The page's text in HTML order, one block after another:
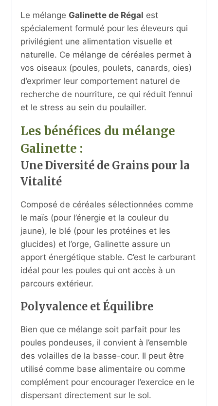
Le mélange Galinette de Régal est
spécialement formulé pour les éleveurs qui
privilégient une alimentation visuelle et
naturelle. Ce mélange de céréales permet à
vos oiseaux (poules, poulets, canards, oies)
d’exprimer leur comportement naturel de
recherche de nourriture, ce qui réduit l’ennui
et le stress au sein du poulailler.
Les bénéfices du mélange
Galinette :
Une Diversité de Grains pour la
Vitalité
Composé de céréales sélectionnées comme
le maïs (pour l’énergie et la couleur du
jaune), le blé (pour les protéines et les
glucides) et l’orge, Galinette assure un
apport énergétique stable. C’est le carburant
idéal pour les poules qui ont accès à un
parcours extérieur.
Polyvalence et Équilibre
Bien que ce mélange soit parfait pour les
poules pondeuses, il convient à l’ensemble
des volailles de la basse-cour. Il peut être
utilisé comme base alimentaire ou comme
complément pour encourager l’exercice en le
dispersant directement sur le sol.